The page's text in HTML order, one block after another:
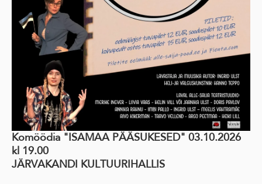
Komöödia "ISAMAA PÄÄSUKESED" 03.10.2026
kl 19.00
JÄRVAKANDI KULTUURIHALLIS